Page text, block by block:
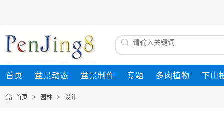
首页 盆景动态 盆景制作 专题 多肉植物 下山
首页 > 园林 > 设计